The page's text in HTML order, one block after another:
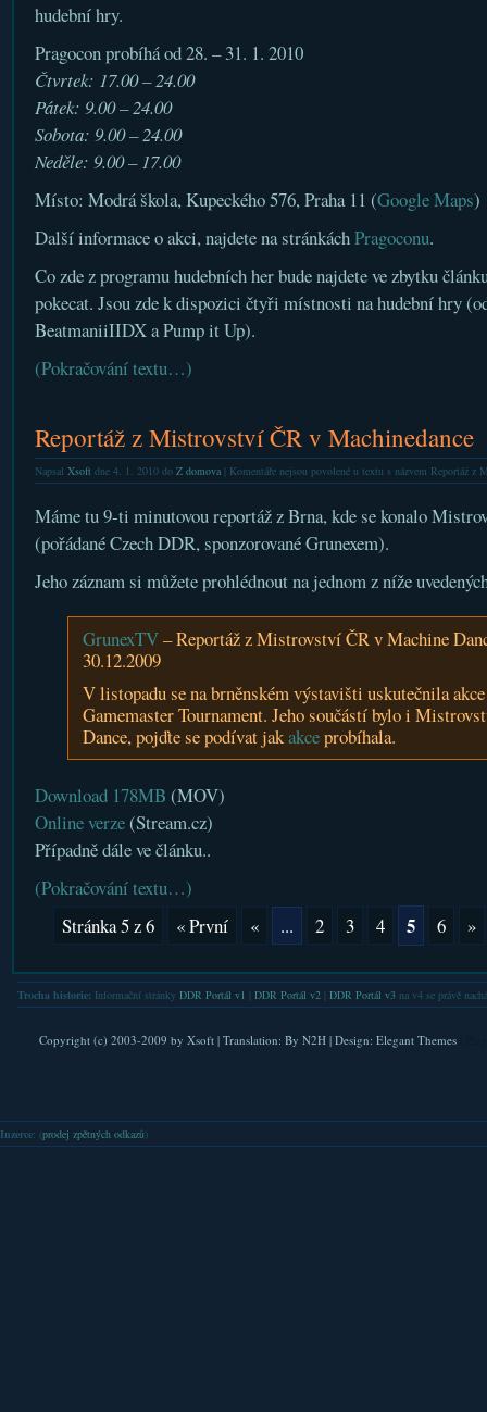
hudební hry.
Pragocon probíhá od 28. – 31. 1. 2010
Čtvrtek: 17.00 – 24.00
Pátek: 9.00 – 24.00
Sobota: 9.00 – 24.00
Neděle: 9.00 – 17.00
Místo: Modrá škola, Kupeckého 576, Praha 11 (Google Maps)
Další informace o akci, najdete na stránkáchPragoconu.
Co zde z programu hudebních her bude najdete ve zbytku
pokecat. Jsou zde k dispozici čtyři místnosti na hudební hry
BeatmaniiIIDX a Pump it Up).
(Pokračování textu…)
Reportáž z Mistrovství ČR v Machinedance
Napsal Xsoftdne 4. 1. 2010 do Z domova| Komentáře nejsou povolenéu textu s názvem Reportáž z
Máme tu 9-ti minutovou reportáž z Brna, kde se konalo
(pořádané Czech DDR, sponzorované Grunexem).
Jeho záznam si můžete prohlédnout na jednom z níže
GrunexTV– Reportáž z Mistrovství ČR v Machine
30.12.2009
V listopadu se na brněnském výstavišti uskutečnila
Gamemaster Tournament. Jeho součástí bylo i
Dance, pojďte se podívat jakakceprobíhala.
Download 178MB (MOV)
Online verze(Stream.cz)
Případně dále ve článku..
(Pokračování textu…)
Stránka 5 z 6
« První « ... 2 3 4 5 6 »
Trocha historie: Informační stránky DDR Portál v1 DDR Portál v2| DDR Portál v3na v4 se právě
Copyright (c) 2003-2009 by Xsoft| Translation: By N2H| Design: Elegant Themes
Inzerce: (prodej zpětných odkazů )